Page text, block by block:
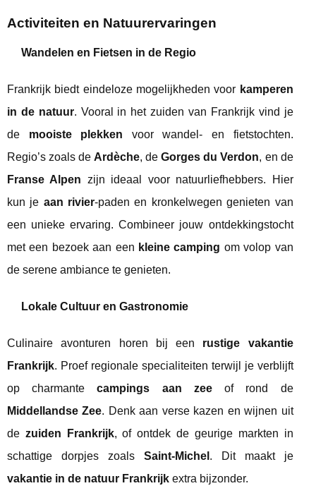
Activiteiten en Natuurervaringen
Wandelen en Fietsen in de Regio
Frankrijk biedt eindeloze mogelijkheden voor kamperen
in de natuur. Vooral in het zuiden van Frankrijk vind je
de mooiste plekken voor wandel- en fietstochten.
Regio’s zoals de Ardèche, deGorges du Verdon, en de
Franse Alpen zijn ideaal voor natuurliefhebbers. Hier
kun je aan rivier-paden en kronkelwegen genieten van
een unieke ervaring. Combineer jouw ontdekkingstocht
met een bezoek aan een kleine camping om volop van
de serene ambiance te genieten.
Lokale Cultuur en Gastronomie
Culinaire avonturen horen bij een rustige vakantie
Frankrijk. Proef regionale specialiteiten terwijl je verblijft
op charmantecampings aan zeeof rond de
Middellandse Zee. Denk aan verse kazen en wijnen uit
de zuiden Frankrijk, of ontdek de geurige markten in
schattige dorpjes zoals Saint-Michel . Dit maakt je
vakantie in de natuur Frankrijk extra bijzonder.